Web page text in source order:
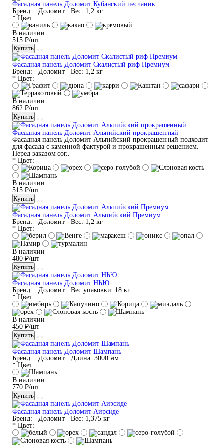
Фасадная панель Доломит Кубанский песчаник
Бренд:
Доломит Вес: 1,2 кг
* Цвет:
В наличии
515 ₽/шт
Купить
Фасадная панель Доломит Скалистый риф Премиум
Бренд:
Доломит Вес: 1,2 кг
* Цвет:
В наличии
862 ₽/шт
Купить
Фасадная панель Доломит Альпийский прокрашенный
Фасадная панель Доломит Альпийский прокрашенный подходит
для фасада с каменной фактурой и прокрашенным решением.
Перед заказом сог..
* Цвет:
В наличии
515 ₽/шт
Купить
Фасадная панель Доломит Альпийский Премиум
Бренд:
Доломит Вес: 1,2 кг
* Цвет:
В наличии
480 ₽/шт
Купить
Фасадная панель Доломит НЬЮ
Бренд:
Доломит Вес упаковки: 18 кг
* Цвет:
В наличии
450 ₽/шт
Купить
Фасадная панель Доломит Шампань
Бренд:
Доломит Длина: 3000 мм
* Цвет:
В наличии
770 ₽/шт
Купить
Фасадная панель Доломит Аирсиде
Бренд:
Доломит Вес: 1,375 кг
* Цвет: